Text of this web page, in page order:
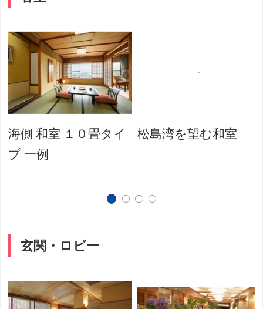
海側 和室 １０畳タイ
プ 一例
松島湾を望む和室
玄関・ロビー